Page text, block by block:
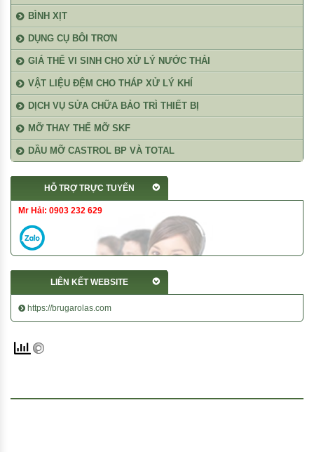
BÌNH XỊT
DỤNG CỤ BÔI TRƠN
GIÁ THỂ VI SINH CHO XỬ LÝ NƯỚC THẢI
VẬT LIỆU ĐỆM CHO THÁP XỬ LÝ KHÍ
DỊCH VỤ SỬA CHỮA BẢO TRÌ THIẾT BỊ
MỠ THAY THẾ MỠ SKF
DẦU MỠ CASTROL BP VÀ TOTAL
HỖ TRỢ TRỰC TUYẾN
Mr Hải: 0903 232 629
LIÊN KẾT WEBSITE
https://brugarolas.com